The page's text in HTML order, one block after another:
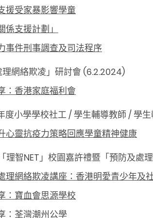
援受家暴影響學童
係支援計劃」
事件刑事調查及司法程序
理網絡欺凌」研討會 (6.2.2024)
：香港家庭福利會
小學學校社工 / 學生輔導教師 / 學
心靈抗疫力策略回應學童精神健康
理智NET」校園嘉許禮暨「預防及處
理網絡欺凌講座：香港明愛青少年及
：寶血會思源學校
：荃灣潮州公學